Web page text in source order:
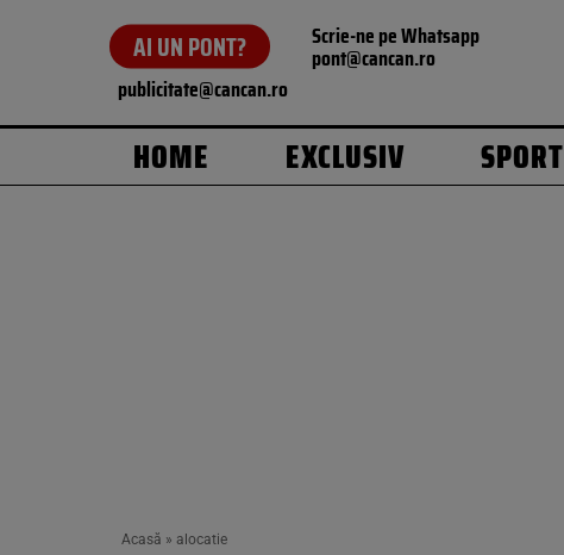
AI UN PONT? Scrie-ne pe Whatsapp
pont@cancan.ro
publicitate@cancan.ro
HOME EXCLUSIV SPORT
Acasă » alocatie